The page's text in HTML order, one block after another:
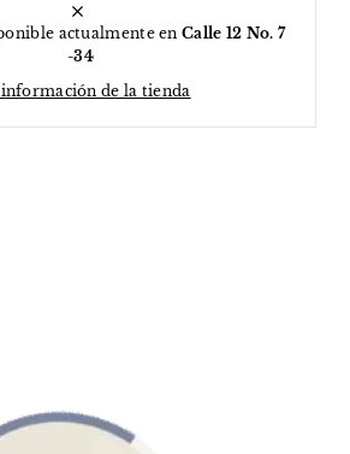
actualmente enCalle 12 No. 7
-34
de la tienda